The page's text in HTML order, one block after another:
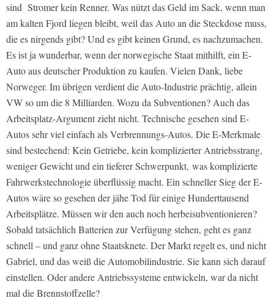
sind Stromer kein Renner. Was nützt das Geld im Sack, wenn man
am kalten Fjord liegen bleibt, weil das Auto an die Steckdose muss,
die es nirgends gibt? Und es gibt keinen Grund, es nachzumachen.
Es ist ja wunderbar, wenn der norwegische Staat mithilft, ein E-
Auto aus deutscher Produktion zu kaufen. Vielen Dank, liebe
Norweger. Im übrigen verdient die Auto-Industrie prächtig, allein
VW so um die 8 Milliarden. Wozu da Subventionen? Auch das
Arbeitsplatz-Argument zieht nicht. Technische gesehen sind E-
Autos sehr viel einfach als Verbrennungs-Autos. Die E-Merkmale
sind bestechend: Kein Getriebe, kein komplizierter Antriebsstrang,
weniger Gewicht und ein tieferer Schwerpunkt, was komplizierte
Fahrwerkstechnologie überflüssig macht. Ein schneller Sieg der E-
Autos wäre so gesehen der jähe Tod für einige Hunderttausend
Arbeitsplätze. Müssen wir den auch noch herbeisubventionieren?
Sobald tatsächlich Batterien zur Verfügung stehen, geht es ganz
schnell – und ganz ohne Staatsknete. Der Markt regelt es, und nicht
Gabriel, und das weiß die Automobilindustrie. Sie kann sich darauf
einstellen. Oder andere Antriebssysteme entwickeln, war da nicht
mal die Brennstoffzelle?